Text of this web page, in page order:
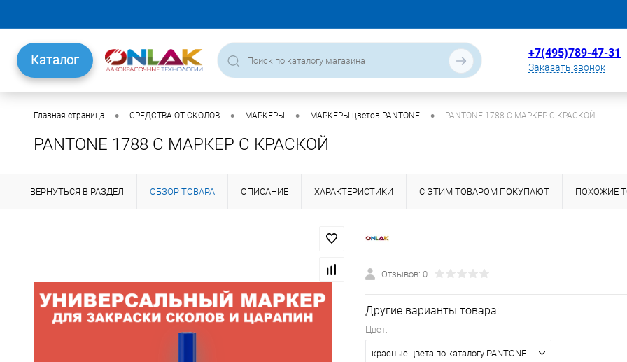
Каталог +7(495)789-47-31
Заказать звонок
Главная страница • СРЕДСТВА ОТ СКОЛОВ • МАРКЕРЫ • МАРКЕРЫ цветов PANTONE • PANTONE 1788 C МАРКЕР С КРАСКОЙ
PANTONE 1788 C МАРКЕР С КРАСКОЙ
ВЕРНУТЬСЯ В РАЗДЕЛ ОБЗОР ТОВАРА ОПИСАНИЕ ХАРАКТЕРИСТИКИ С ЭТИМ ТОВАРОМ ПОКУПАЮТ ПОХОЖИЕ
Отзывов: 0
Другие варианты товара:
Цвет:
красные цвета по каталогу PANTONE